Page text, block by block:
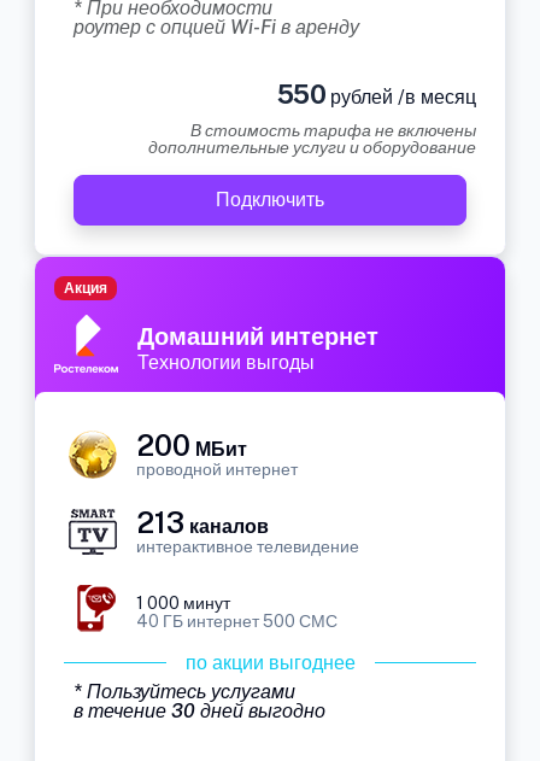
* При необходимости
роутер с опцией Wi-Fi в аренду
550 рублей /в месяц
В стоимость тарифа не включены
дополнительные услуги и оборудование
Подключить
Домашний интернет
Технологии выгоды
Акция
200 МБит
проводной интернет
213 каналов
интерактивное телевидение
1 000 минут
40 ГБ интернет 500 СМС
по акции выгоднее
* Пользуйтесь услугами
в течение 30 дней выгодно